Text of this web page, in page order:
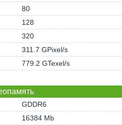
80
128
320
311.7 GPixel/s
779.2 GTexel/s
GDDR6
16384 Mb